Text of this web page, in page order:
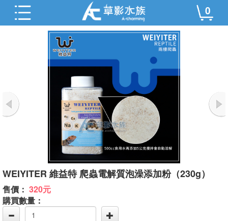
0
WEIYITER 維益特 爬蟲電解質泡澡添加粉（230g）
售價： 320元
購買數量：